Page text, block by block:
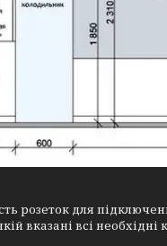
розеток для
вказані всі необхідні